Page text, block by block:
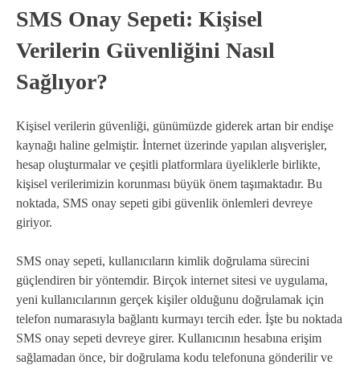
SMS Onay Sepeti: Kişisel
Verilerin Güvenliğini Nasıl
Sağlıyor?
Kişisel verilerin güvenliği, günümüzde giderek artan bir endişe
kaynağı haline gelmiştir. İnternet üzerinde yapılan alışverişler,
hesap oluşturmalar ve çeşitli platformlara üyeliklerle birlikte,
kişisel verilerimizin korunması büyük önem taşımaktadır. Bu
noktada, SMS onay sepeti gibi güvenlik önlemleri devreye
giriyor.
SMS onay sepeti, kullanıcıların kimlik doğrulama sürecini
güçlendiren bir yöntemdir. Birçok internet sitesi ve uygulama,
yeni kullanıcılarının gerçek kişiler olduğunu doğrulamak için
telefon numarasıyla bağlantı kurmayı tercih eder. İşte bu noktada
SMS onay sepeti devreye girer. Kullanıcının hesabına erişim
sağlamadan önce, bir doğrulama kodu telefonuna gönderilir ve